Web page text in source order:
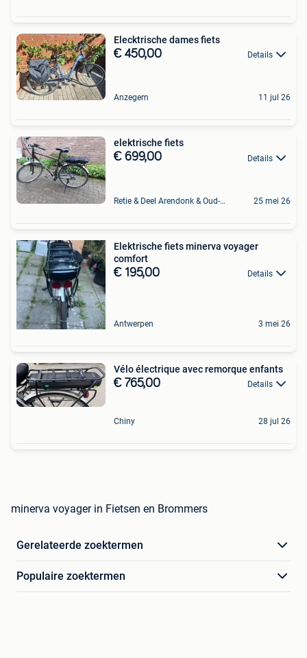
Elecktrische dames fiets
€ 450,00 Details
Anzegem 11 jul 26
elektrische fiets
€ 699,00 Details
Retie & Deel Arendonk & Oud-Turnhout 25 mei 26
Elektrische fiets minerva voyager
comfort
€ 195,00 Details
Antwerpen 3 mei 26
Vélo électrique avec remorque enfants
€ 765,00 Details
Chiny 28 jul 26
minerva voyager in Fietsen en Brommers
Gerelateerde zoektermen
Populaire zoektermen